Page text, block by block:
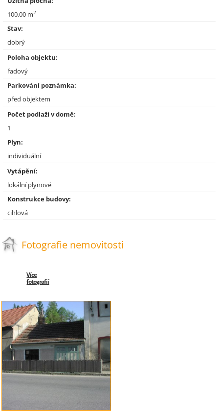
100.00 m2
Stav:
dobrý
Poloha objektu:
řadový
Parkování poznámka:
před objektem
Počet podlaží v domě:
1
Plyn:
individuální
Vytápění:
lokální plynové
Konstrukce budovy:
cihlová
Fotografie nemovitosti
Více
fotografií